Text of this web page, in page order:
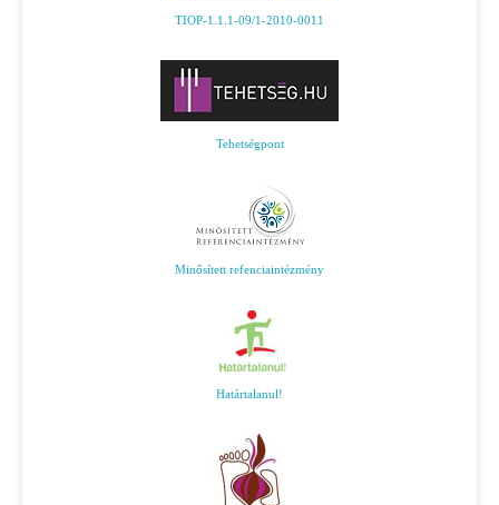
TIOP-1.1.1-09/1-2010-0011
Tehetségpont
Minősített refenciaintézmény
Határtalanul!